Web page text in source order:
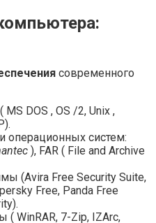
современного
DOS , OS /2, Unix ,
операционных систем:
), FAR ( File and Archive
(Avira Free Security Suite,
Free, Panda Free
WinRAR, 7-Zip, IZArc,